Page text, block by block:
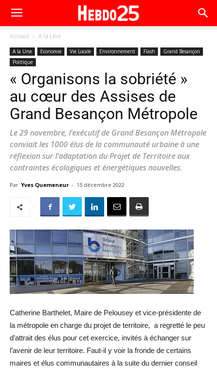
Accueil A la Une
A la Une Economie Vie Locale Environnement Flash
Grand Besançon
Politique
« Organisons la sobriété »
au cœur des Assises de
Grand Besançon Métropole
Le 29 novembre, l’exécutif de Grand Besançon Métropole
conviait les 1000 élus de la communauté urbaine à une
réflexion sur l’adaptation du Projet de Territoire aux
contraintes écologiques et énergétiques nouvelles.
Par Yves Quemeneur - 15 décembre 2022
Catherine Barthelet, Maire de Pelousey et vice-présidente de
la métropole en charge du projet de territoire, a regretté le peu
d’attrait des élus pour cet exercice, invités à échanger sur
l’avenir de leur territoire. Faut-il y voir la fronde de certains
maires et élus communautaires à la suite du dernier conseil